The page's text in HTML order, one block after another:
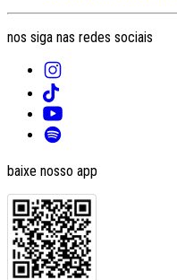
nos siga nas redes sociais
baixe nosso app